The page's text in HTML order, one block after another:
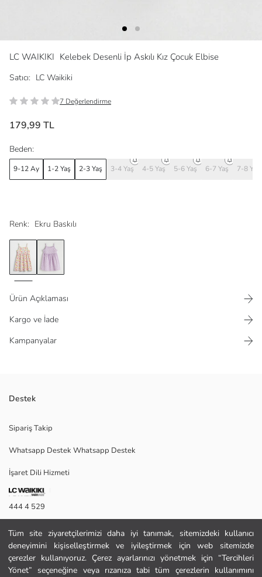
Tüm site ziyaretçilerimizi daha iyi tanımak, sitemizdeki kullanıcı
deneyimini kişiselleştirmek ve iyileştirmek için web sitemizde
çerezler kullanıyoruz. Çerez ayarlarınızı yönetmek için “Tercihleri
Yönet” seçeneğine veya rızanıza tabi tüm çerezlerin kullanımını
LC WAIKIKI Kelebek Desenli İp Askılı Kız Çocuk Elbise
Satıcı: LC Waikiki
7 Değerlendirme
179,99 TL
Renk: Ekru Baskılı
Beden:
9-12 Ay 1-2 Yaş 2-3 Yaş 3-4 Yaş 4-5 Yaş 5-6 Yaş 6-7 Yaş 7-8 Yaş
Ürün Açıklaması
Kargo ve İade
Kampanyalar
üretilmiştir ve belinde büzgü detayı vardır.
Ana Kumaş:
Satıcı:
Marka:
Cinsiyet:
Kalıp:
Astar Detay:
Uzunluk:
Destek
Sipariş Takip
Whatsapp Destek Whatsapp Destek
İşaret Dili Hizmeti
444 4 529
İletişim Formu
444 4 529